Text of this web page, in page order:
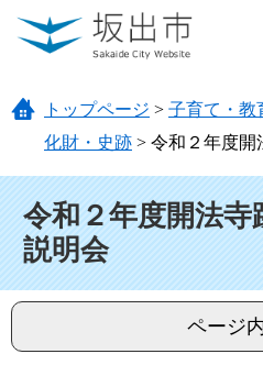
ページの先頭です。
メニューを飛ばして本文へ
トップページ > 子育て・教
化財・史跡 > 令和２年度開
令和２年度開法寺
説明会
ページ